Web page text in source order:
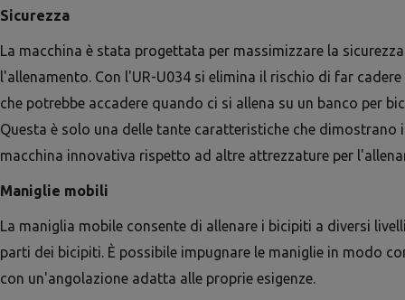
Sicurezza
La macchina è stata progettata per massimizzare la
l'allenamento. Con l'UR-U034 si elimina il rischio di far
che potrebbe accadere quando ci si allena su un banco per
Questa è solo una delle tante caratteristiche che dimostrano
macchina innovativa rispetto ad altre attrezzature per
Maniglie mobili
La maniglia mobile consente di allenare i bicipiti a diversi
parti dei bicipiti. È possibile impugnare le maniglie in modo
con un'angolazione adatta alle proprie esigenze.